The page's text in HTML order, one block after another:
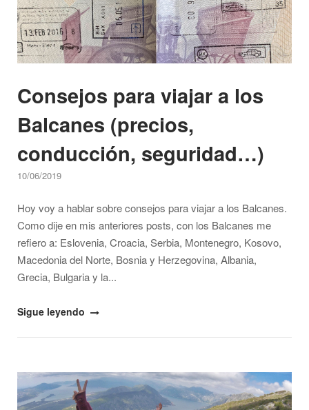
Consejos para viajar a los
Balcanes (precios,
conducción, seguridad…)
10/06/2019
Hoy voy a hablar sobre consejos para viajar a los Balcanes.
Como dije en mis anteriores posts, con los Balcanes me
refiero a: Eslovenia, Croacia, Serbia, Montenegro, Kosovo,
Macedonia del Norte, Bosnia y Herzegovina, Albania,
Grecia, Bulgaria y la...
"Consejos
los
Balcanes
Sigue leyendo
Open post